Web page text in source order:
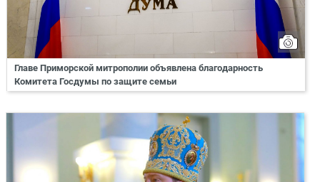
Главе Приморской митрополии объявлена благодарность
Комитета Госдумы по защите семьи